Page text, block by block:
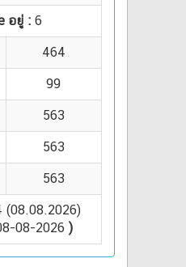
อยู่ :6
464
99
563
563
563
08-2026 )